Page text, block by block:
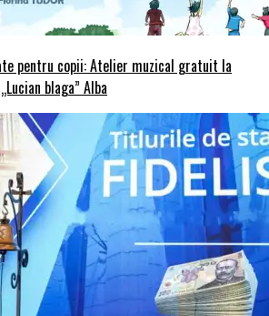
pentru copii: Atelier muzical gratuit la
blaga” Alba